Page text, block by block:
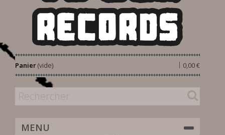
Panier 0,00 €
|
(vide)
MENU